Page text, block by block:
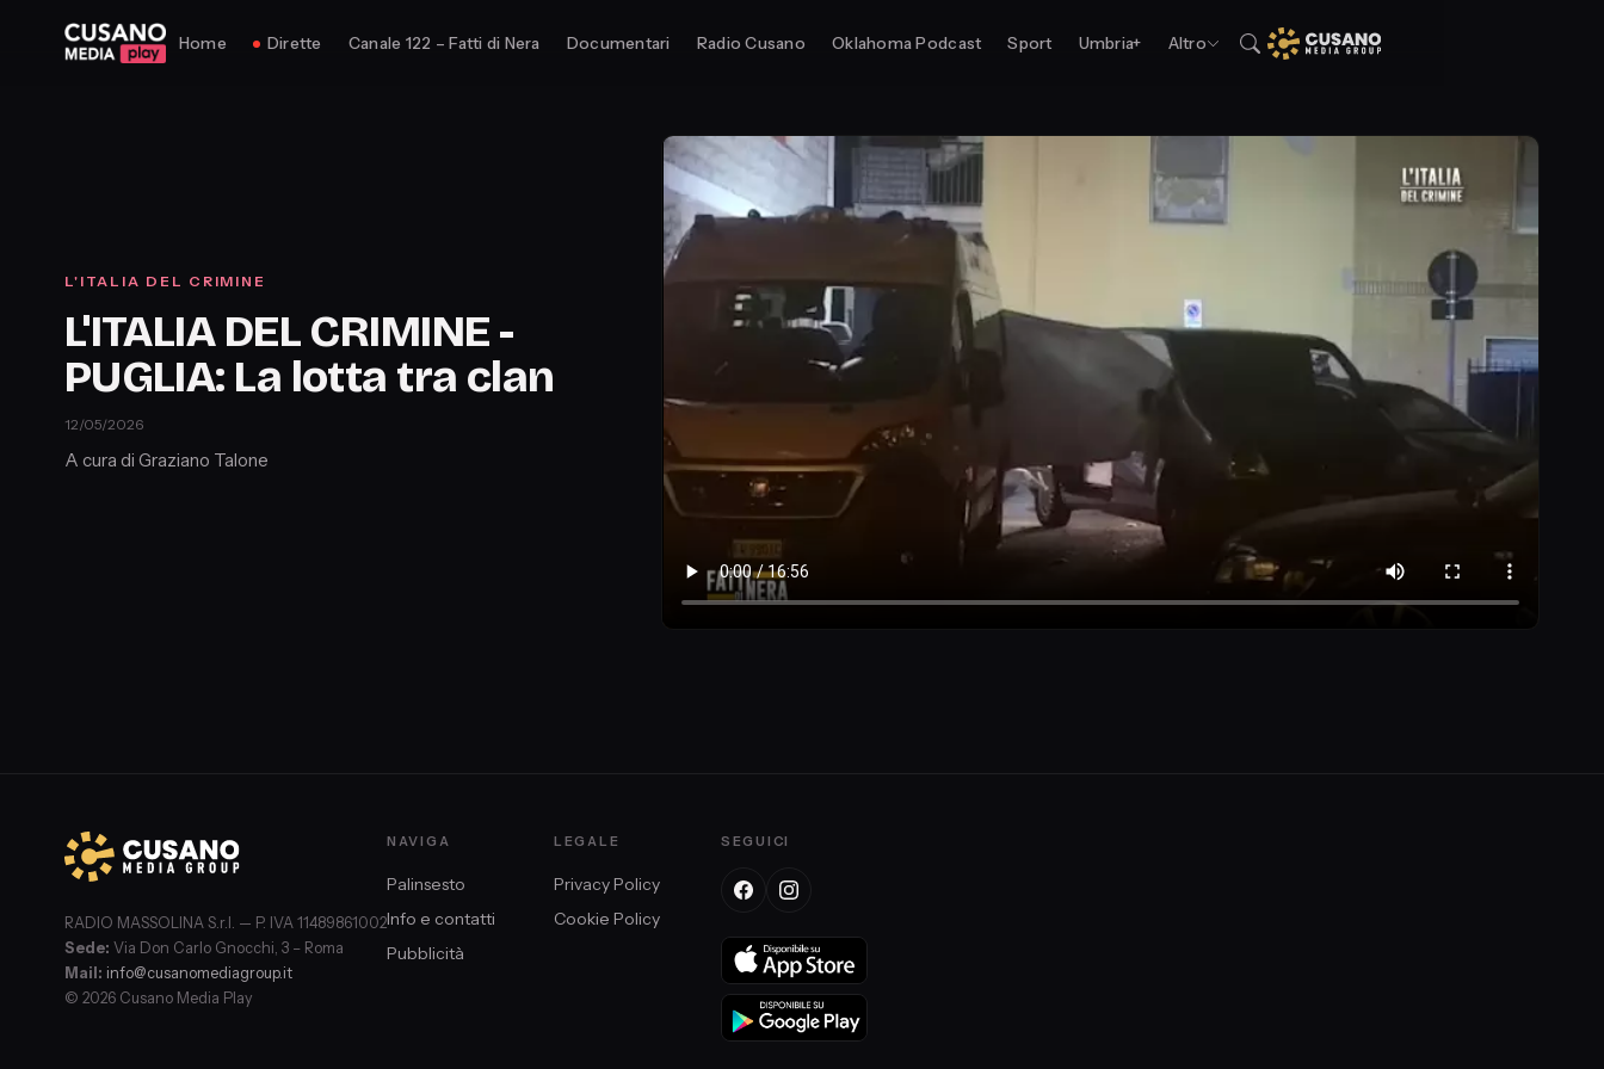
Home Dirette Canale 122 – Fatti di Nera Documentari Radio Cusano Oklahoma Podcast Sport Umbria+ Altro
L'ITALIA DEL CRIMINE
L'ITALIA DEL CRIMINE -
PUGLIA: La lotta tra clan
12/05/2026
A cura di Graziano Talone
RADIO MASSOLINA S.r.l. — P. IVA 11489861002
Sede: Via Don Carlo Gnocchi, 3 – Roma
Mail: info@cusanomediagroup.it
© 2026 Cusano Media Play
NAVIGA
Palinsesto
Info e contatti
Pubblicità
LEGALE
Privacy Policy
Cookie Policy
SEGUICI